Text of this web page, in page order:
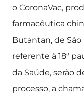
o CoronaVac,
farmacêutica
Butantan, de São
referente à 18ª
da Saúde, serão
processo, a